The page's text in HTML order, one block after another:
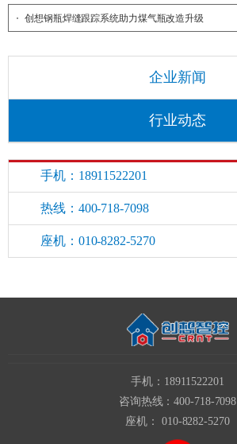
创想钢瓶焊缝跟踪系统助力煤气瓶改造升级
企业新闻
行业动态
手机：18911522201
热线：400-718-7098
座机：010-8282-5270
手机：18911522201
咨询热线：400-718-7098
座机： 010-8282-5270